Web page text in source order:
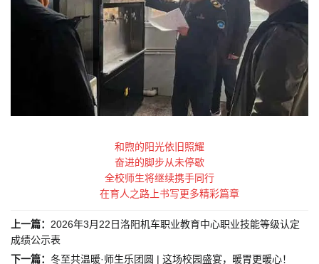
和煦的阳光依旧照耀
奋进的脚步从未停歇
全校师生将继续携手同行
在育人之路上书写更多精彩篇章
上一篇： 2026年3月22日洛阳机车职业教育中心职业技能等级认定
成绩公示表
下一篇： 冬至共温暖·师生乐团圆 | 这场校园盛宴，暖胃更暖心！